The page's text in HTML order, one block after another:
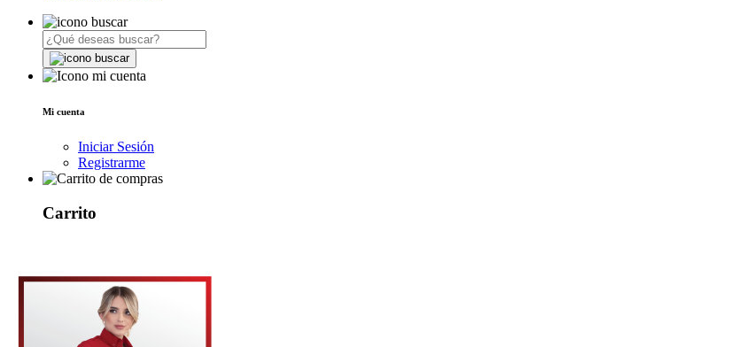
Mi cuenta
Iniciar Sesión
Registrarme
Carrito